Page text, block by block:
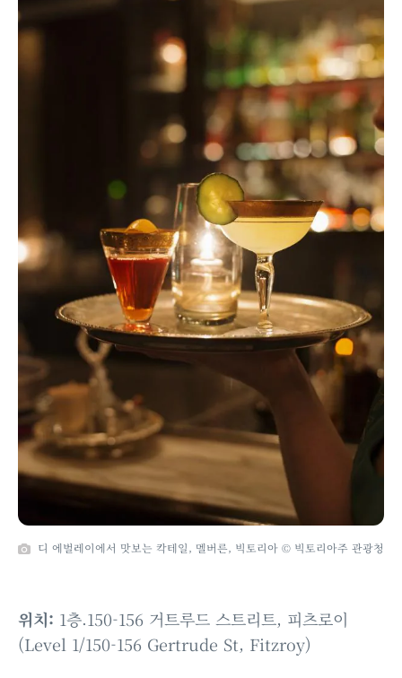
디 에벌레이에서 맛보는 칵테일, 멜버른, 빅토리아 © 빅토리아주 관광청
위치: 1층.150-156 거트루드 스트리트, 피츠로이
(Level 1/150-156 Gertrude St, Fitzroy)